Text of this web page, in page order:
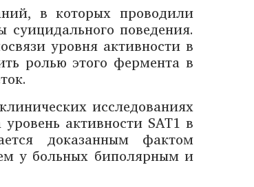
в которых проводили
суицидального поведения.
уровня активности в
ролью этого фермента в
исследованиях
активности SAT1 в
доказанным фактом
у больных биполярным и